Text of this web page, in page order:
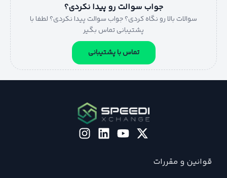
جواب سوالت رو پیدا نکردی؟
سوالات بالا رو نگاه کردی؟ جواب سوالت پیدا نکردی؟ لطفا با
پشتیبانی تماس بگیر
تماس با پشتیبانی
قوانین و مقررات